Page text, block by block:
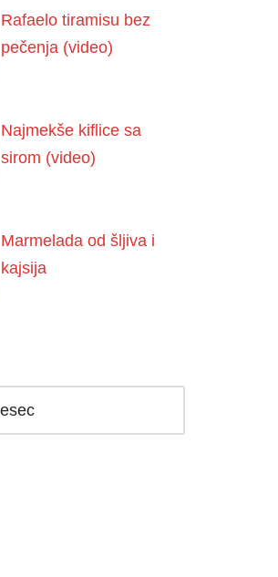
Rafaelo tiramisu bez
pečenja (video)
Najmekše kiflice sa
sirom (video)
Marmelada od šljiva i
kajsija